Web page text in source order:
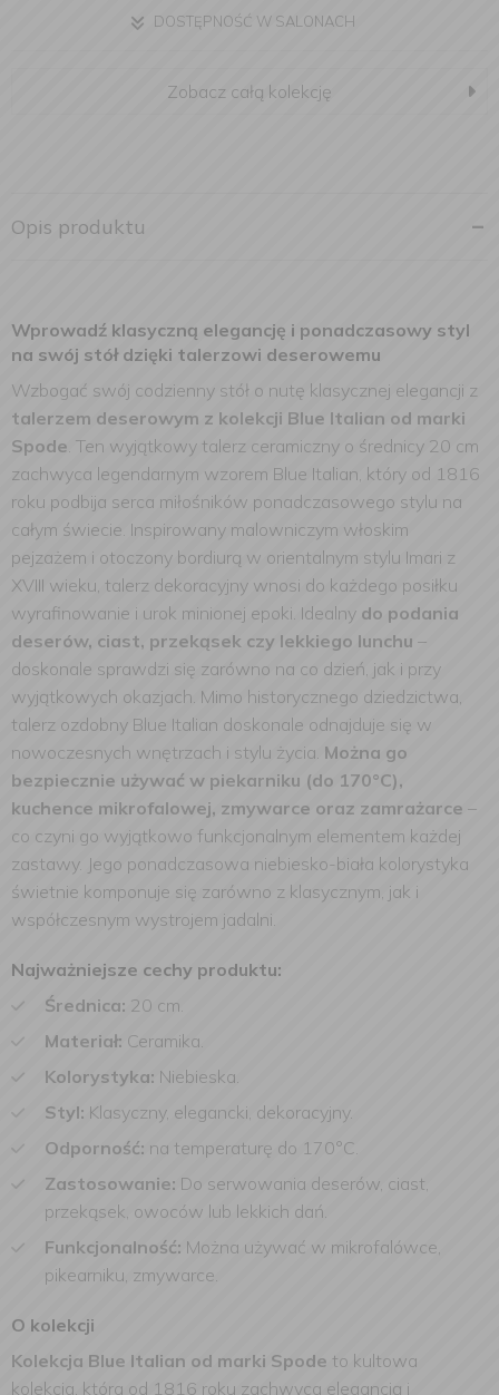
DOSTĘPNOŚĆ W SALONACH
Zobacz całą kolekcję
Opis produktu
Wprowadź klasyczną elegancję i ponadczasowy styl
na swój stół dzięki talerzowi deserowemu
Wzbogać swój codzienny stół o nutę klasycznej elegancji z
talerzem deserowym z kolekcji Blue Italian od marki
Spode. Ten wyjątkowy talerz ceramiczny o średnicy 20 cm
zachwyca legendarnym wzorem Blue Italian, który od 1816
roku podbija serca miłośników ponadczasowego stylu na
całym świecie. Inspirowany malowniczym włoskim
pejzażem i otoczony bordiurą w orientalnym stylu Imari z
XVIII wieku, talerz dekoracyjny wnosi do każdego posiłku
wyrafinowanie i urok minionej epoki. Idealny do podania
deserów, ciast, przekąsek czy lekkiego lunchu –
doskonale sprawdzi się zarówno na co dzień, jak i przy
wyjątkowych okazjach. Mimo historycznego dziedzictwa,
talerz ozdobny Blue Italian doskonale odnajduje się w
nowoczesnych wnętrzach i stylu życia. Można go
bezpiecznie używać w piekarniku (do 170°C),
kuchence mikrofalowej, zmywarce oraz zamrażarce –
co czyni go wyjątkowo funkcjonalnym elementem każdej
zastawy. Jego ponadczasowa niebiesko-biała kolorystyka
świetnie komponuje się zarówno z klasycznym, jak i
współczesnym wystrojem jadalni.
Najważniejsze cechy produktu:
Średnica: 20 cm.
Materiał: Ceramika.
Kolorystyka: Niebieska.
Styl: Klasyczny, elegancki, dekoracyjny.
Odporność: na temperaturę do 170°C.
Zastosowanie: Do serwowania deserów, ciast,
przekąsek, owoców lub lekkich dań.
Funkcjonalność: Można używać w mikrofalówce,
pikearniku, zmywarce.
O kolekcji
Kolekcja Blue Italian od marki Spode to kultowa
kolekcja, która od 1816 roku zachwyca elegancją i